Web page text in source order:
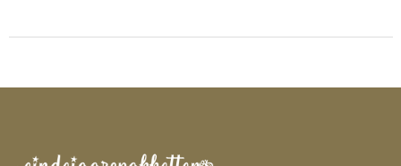
Minimale afname: 1